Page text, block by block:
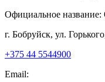
Официальное название:
г. Бобруйск, ул.
+375 44 5544900
Email: